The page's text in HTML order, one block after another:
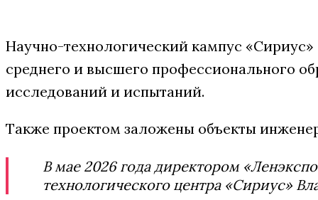
Научно-технологический кампус
среднего и высшего профессионального
исследований и испытаний.
Также проектом заложены объекты
В мае 2026 года директором
технологического центра «Сириус»